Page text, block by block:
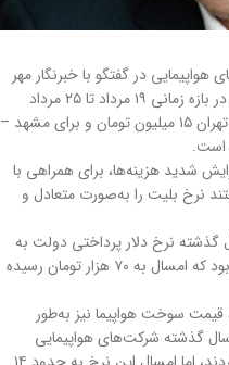
در گفتگو با خبرنگار مهر
اظهار کرد: نرخ نهایی بلیت پروازهای اربعین در بازه زمانی ۱۹ مرداد تا ۲۵ مرداد
برای مسیر رفت و برگشت تهران – نجف – تهران ۱۵ میلیون تومان و برای مشهد –
شدید هزینه‌ها، برای همراهی با
نرخ بلیت را به‌صورت متعادل و
نرخ دلار پرداختی دولت به
شرکت‌های هواپیمایی حدود ۴۴ هزار تومان بود که امسال به ۷۰ هزار تومان رسیده
قیمت سوخت هواپیما نیز به‌طور
گذشته شرکت‌های هواپیمایی